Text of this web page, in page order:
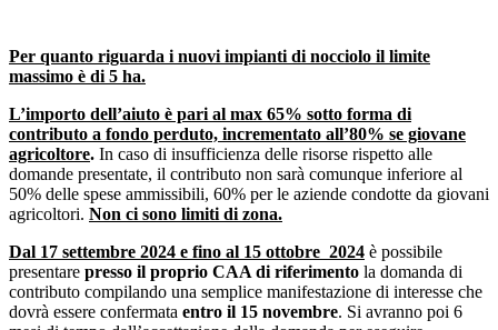
Per quanto riguarda i nuovi impianti di nocciolo il limite
massimo è di 5 ha.
L’importo dell’aiuto è pari al max 65% sotto forma di
contributo a fondo perduto, incrementato all’80% se giovane
agricoltore. In caso di insufficienza delle risorse rispetto alle
domande presentate, il contributo non sarà comunque inferiore al
50% delle spese ammissibili, 60% per le aziende condotte da giovani
agricoltori. Non ci sono limiti di zona.
Dal 17 settembre 2024 e fino al 15 ottobre 2024 è possibile
presentare presso il proprio CAA di riferimento la domanda di
contributo compilando una semplice manifestazione di interesse che
dovrà essere confermata entro il 15 novembre. Si avranno poi 6